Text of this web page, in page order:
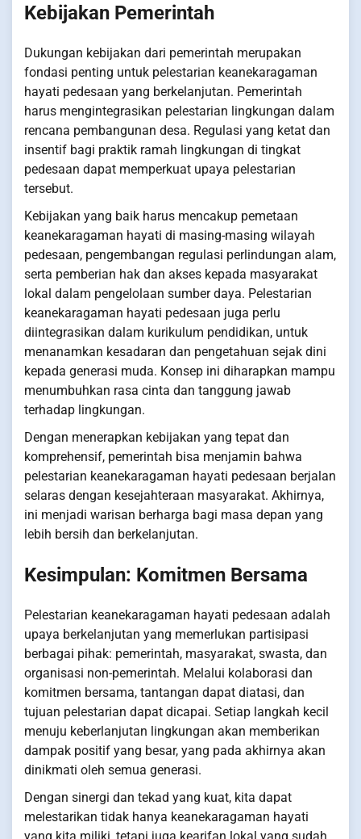
Kebijakan Pemerintah
Dukungan kebijakan dari pemerintah merupakan
fondasi penting untuk pelestarian keanekaragaman
hayati pedesaan yang berkelanjutan. Pemerintah
harus mengintegrasikan pelestarian lingkungan dalam
rencana pembangunan desa. Regulasi yang ketat dan
insentif bagi praktik ramah lingkungan di tingkat
pedesaan dapat memperkuat upaya pelestarian
tersebut.
Kebijakan yang baik harus mencakup pemetaan
keanekaragaman hayati di masing-masing wilayah
pedesaan, pengembangan regulasi perlindungan alam,
serta pemberian hak dan akses kepada masyarakat
lokal dalam pengelolaan sumber daya. Pelestarian
keanekaragaman hayati pedesaan juga perlu
diintegrasikan dalam kurikulum pendidikan, untuk
menanamkan kesadaran dan pengetahuan sejak dini
kepada generasi muda. Konsep ini diharapkan mampu
menumbuhkan rasa cinta dan tanggung jawab
terhadap lingkungan.
Dengan menerapkan kebijakan yang tepat dan
komprehensif, pemerintah bisa menjamin bahwa
pelestarian keanekaragaman hayati pedesaan berjalan
selaras dengan kesejahteraan masyarakat. Akhirnya,
ini menjadi warisan berharga bagi masa depan yang
lebih bersih dan berkelanjutan.
Kesimpulan: Komitmen Bersama
Pelestarian keanekaragaman hayati pedesaan adalah
upaya berkelanjutan yang memerlukan partisipasi
berbagai pihak: pemerintah, masyarakat, swasta, dan
organisasi non-pemerintah. Melalui kolaborasi dan
komitmen bersama, tantangan dapat diatasi, dan
tujuan pelestarian dapat dicapai. Setiap langkah kecil
menuju keberlanjutan lingkungan akan memberikan
dampak positif yang besar, yang pada akhirnya akan
dinikmati oleh semua generasi.
Dengan sinergi dan tekad yang kuat, kita dapat
melestarikan tidak hanya keanekaragaman hayati
yang kita miliki, tetapi juga kearifan lokal yang sudah